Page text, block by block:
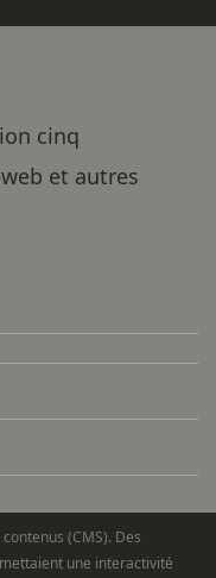
cinq
et autres
(CMS). Des
une interactivité